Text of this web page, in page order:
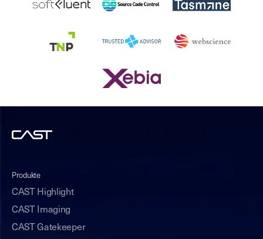
Produkte
CAST Highlight
CAST Imaging
CAST Gatekeeper